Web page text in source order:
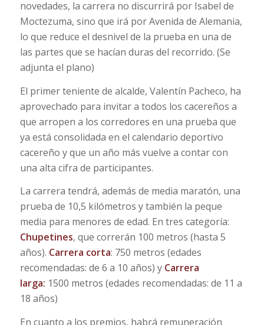
novedades, la carrera no discurrirá por Isabel de
Moctezuma, sino que irá por Avenida de Alemania,
lo que reduce el desnivel de la prueba en una de
las partes que se hacían duras del recorrido. (Se
adjunta el plano)
El primer teniente de alcalde, Valentín Pacheco, ha
aprovechado para invitar a todos los cacereños a
que arropen a los corredores en una prueba que
ya está consolidada en el calendario deportivo
cacereño y que un año más vuelve a contar con
una alta cifra de participantes.
La carrera tendrá, además de media maratón, una
prueba de 10,5 kilómetros y también la peque
media para menores de edad. En tres categoría:
Chupetines, que correrán 100 metros (hasta 5
años). Carrera corta: 750 metros (edades
recomendadas: de 6 a 10 años) y Carrera
larga: 1500 metros (edades recomendadas: de 11 a
18 años)
En cuanto a los premios, habrá remuneración